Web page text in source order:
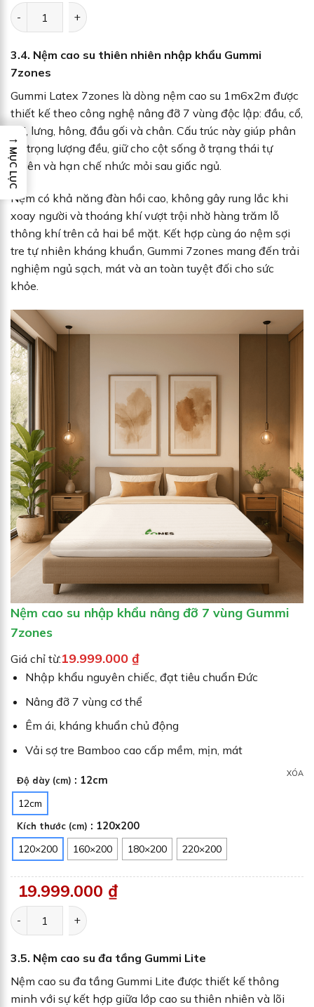
1
5
0
0
0
0
₫
ạ
i
1
1
.
9
5
0
0
Nệm cao su thiên nhiên trà xanh Gummi Signature số lượng
3.4. Nệm cao su thiên nhiên nhập khẩu Gummi
7zones
Gummi Latex 7zones là dòng nệm cao su 1m6x2m được
thiết kế theo công nghệ nâng đỡ 7 vùng độc lập: đầu, cổ,
vai, lưng, hông, đầu gối và chân. Cấu trúc này giúp phân
bổ trọng lượng đều, giữ cho cột sống ở trạng thái tự
nhiên và hạn chế nhức mỏi sau giấc ngủ.
Nệm có khả năng đàn hồi cao, không gây rung lắc khi
xoay người và thoáng khí vượt trội nhờ hàng trăm lỗ
thông khí trên cả hai bề mặt. Kết hợp cùng áo nệm sợi
tre tự nhiên kháng khuẩn, Gummi 7zones mang đến trải
nghiệm ngủ sạch, mát và an toàn tuyệt đối cho sức
khỏe.
Nệm cao su nhập khẩu nâng đỡ 7 vùng Gummi
7zones
Giá chỉ từ:19.999.000 ₫
Nhập khẩu nguyên chiếc, đạt tiêu chuẩn Đức
Nâng đỡ 7 vùng cơ thể
Êm ái, kháng khuẩn chủ động
Vải sợ tre Bamboo cao cấp mềm, mịn, mát
Độ dày (cm) : 12cm
12cm
Kích thước (cm) : 120x200
120×200
160×200 180×200 220×200
XÓA
19.999.000 ₫
Nệm cao su nhập khẩu nâng đỡ 7 vùng Gummi 7zones số
3.5. Nệm cao su đa tầng Gummi Lite
Nệm cao su đa tầng Gummi Lite được thiết kế thông
minh với sự kết hợp giữa lớp cao su thiên nhiên và lõi
→
MỤC LỤC